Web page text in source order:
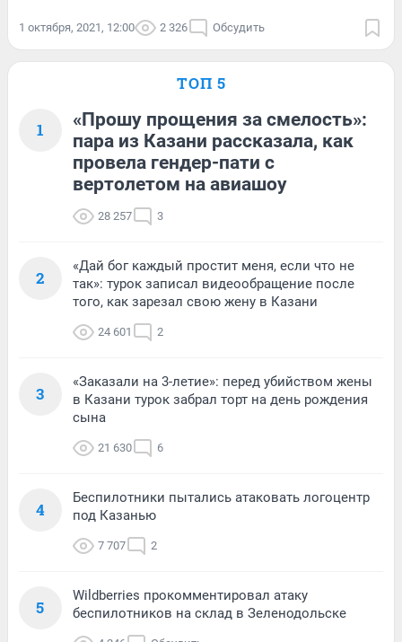
1 октября, 2021, 12:00 2 326 Обсудить
ТОП 5
1
«Прошу прощения за смелость»:
пара из Казани рассказала, как
провела гендер-пати с
вертолетом на авиашоу
28 257 3
2
«Дай бог каждый простит меня, если что не
так»: турок записал видеообращение после
того, как зарезал свою жену в Казани
24 601 2
3
«Заказали на 3-летие»: перед убийством жены
в Казани турок забрал торт на день рождения
сына
21 630 6
4
Беспилотники пытались атаковать логоцентр
под Казанью
7 707 2
5
Wildberries прокомментировал атаку
беспилотников на склад в Зеленодольске